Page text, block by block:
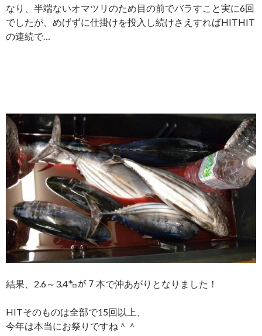
なり、半端ないオマツリのため目の前でバラすこと実に6回
でしたが、めげずに仕掛けを投入し続けさえすればHITHIT
の連続で…
結果、2.6～3.4㌔が７本で沖あがりとなりました！
HITそのものは全部で15回以上、
今年は本当にお祭りですね＾＾